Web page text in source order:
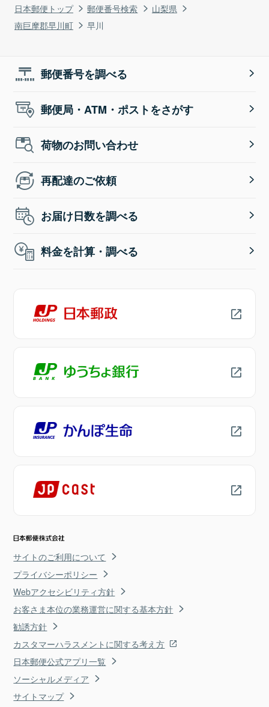
日本郵便トップ 郵便番号検索
山梨県
南巨摩郡早川町
早川
郵便番号を調べる
郵便局・ATM・ポストをさがす
荷物のお問い合わせ
再配達のご依頼
お届け日数を調べる
料金を計算・調べる
サイトのご利用について
プライバシーポリシー
Webアクセシビリティ方針
お客さま本位の業務運営に関する基本方針
勧誘方針
カスタマーハラスメントに関する考え方
日本郵便公式アプリ一覧
ソーシャルメディア
サイトマップ